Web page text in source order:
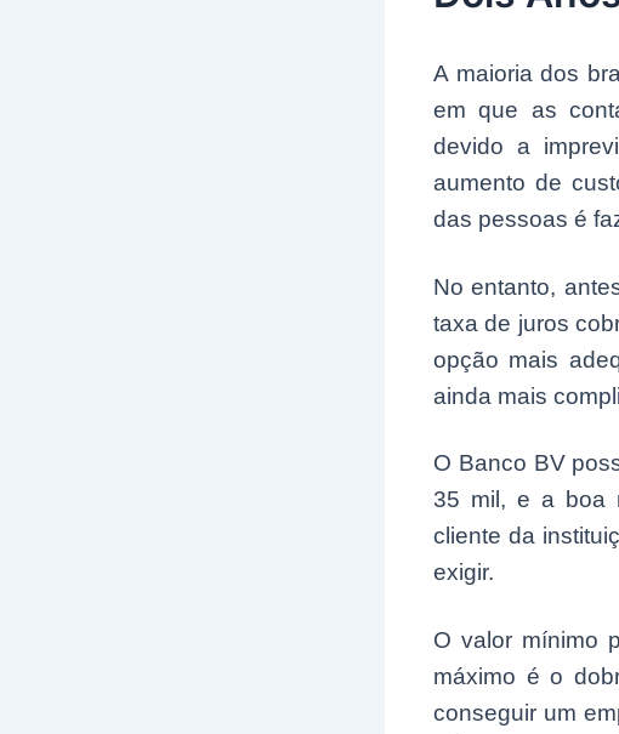
A maioria dos
em que as
devido a
aumento de
das pessoas é
No entanto,
taxa de juros
opção mais
ainda mais
O Banco BV
35 mil, e a boa
cliente da
exigir.
O valor mínimo
máximo é o
conseguir um